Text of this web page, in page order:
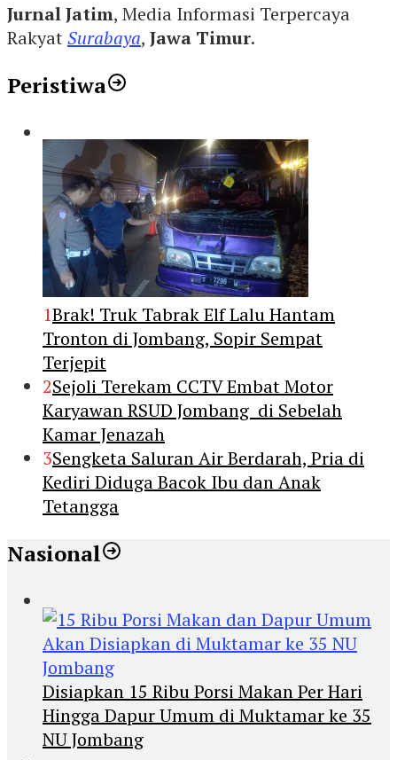
Jurnal Jatim, Media Informasi Terpercaya
RakyatSurabaya, Jawa Timur.
Peristiwa
1Brak! Truk Tabrak Elf Lalu Hantam
Tronton di Jombang, Sopir Sempat
Terjepit
2Sejoli Terekam CCTV Embat Motor
Karyawan RSUD Jombang di Sebelah
Kamar Jenazah
3Sengketa Saluran Air Berdarah, Pria di
Kediri Diduga Bacok Ibu dan Anak
Tetangga
Nasional
Disiapkan 15 Ribu Porsi Makan Per Hari
Hingga Dapur Umum di Muktamar ke 35
NU Jombang